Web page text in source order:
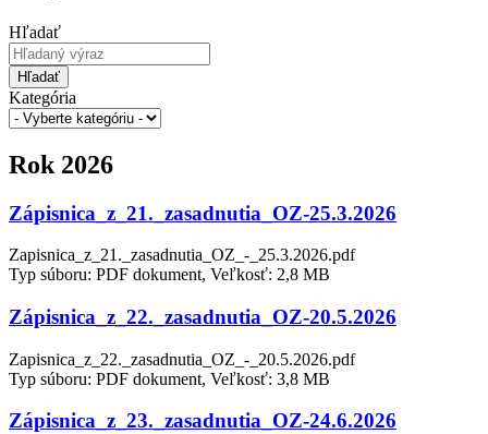
Hľadať
Hľadať
Kategória
Rok 2026
Zápisnica_z_21._zasadnutia_OZ-25.3.2026
Zapisnica_z_21._zasadnutia_OZ_-_25.3.2026.pdf
Typ súboru: PDF dokument, Veľkosť: 2,8 MB
Zápisnica_z_22._zasadnutia_OZ-20.5.2026
Zapisnica_z_22._zasadnutia_OZ_-_20.5.2026.pdf
Typ súboru: PDF dokument, Veľkosť: 3,8 MB
Zápisnica_z_23._zasadnutia_OZ-24.6.2026